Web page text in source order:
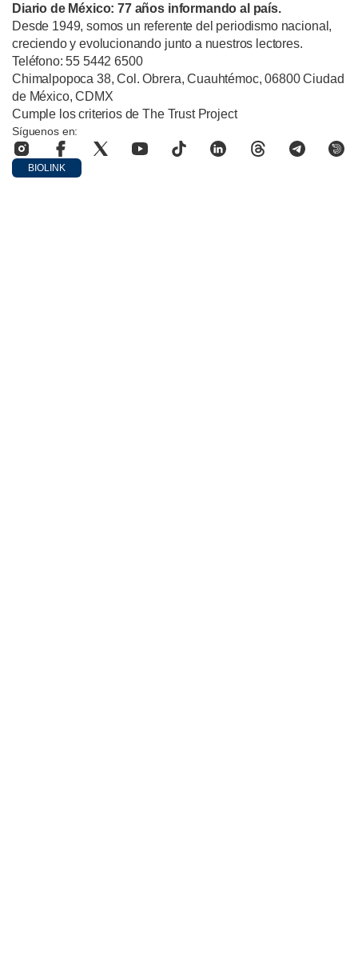
Diario de México: 77 años informando al país.
Desde 1949, somos un referente del periodismo nacional,
creciendo y evolucionando junto a nuestros lectores.
Teléfono: 55 5442 6500
Chimalpopoca 38, Col. Obrera, Cuauhtémoc, 06800 Ciudad
de México, CDMX
Cumple los criterios de The Trust Project
Síguenos en:
BIOLINK